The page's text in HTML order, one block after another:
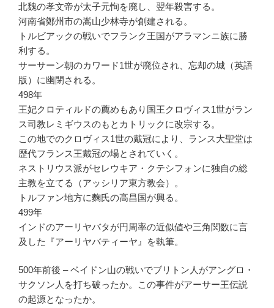
北魏の孝文帝が太子元恂を廃し、翌年殺害する。
河南省鄭州市の嵩山少林寺が創建される。
トルビアックの戦いでフランク王国がアラマンニ族に勝
利する。
サーサーン朝のカワード1世が廃位され、忘却の城（英語
版）に幽閉される。
498年
王妃クロティルドの薦めもあり国王クロヴィス1世がラン
ス司教レミギウスのもとカトリックに改宗する。
この地でのクロヴィス1世の戴冠により、ランス大聖堂は
歴代フランス王戴冠の場とされていく。
ネストリウス派がセレウキア・クテシフォンに独自の総
主教を立てる（アッシリア東方教会）。
トルファン地方に麴氏の高昌国が興る。
499年
インドのアーリヤバタが円周率の近似値や三角関数に言
及した『アーリヤバティーヤ』を執筆。
500年前後 – ベイドン山の戦いでブリトン人がアングロ・
サクソン人を打ち破ったか。この事件がアーサー王伝説
の起源となったか。